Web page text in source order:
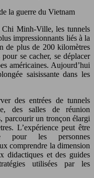
la guerre du Vietnam
Minh-Ville, les tunnels
impressionnants liés à la
de plus de 200 kilomètres
se cacher, se déplacer
américaines. Aujourd’hui
saisissante dans les
des entrées de tunnels
des salles de réunion
parcourir un tronçon élargi
L’expérience peut être
pour les personnes
comprendre la dimension
didactiques et des guides
utilisées par les